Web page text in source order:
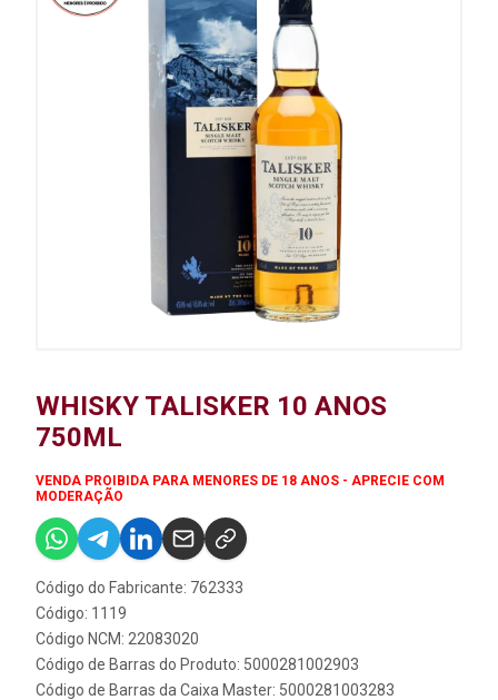
WHISKY TALISKER 10 ANOS
750ML
VENDA PROIBIDA PARA MENORES DE 18 ANOS - APRECIE COM
MODERAÇÃO
Código do Fabricante: 762333
Código: 1119
Código NCM: 22083020
Código de Barras do Produto: 5000281002903
Código de Barras da Caixa Master: 5000281003283